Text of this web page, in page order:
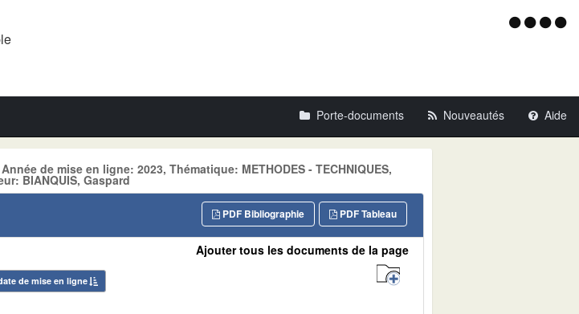
Menu
Porte-documents Nouveautés Aide
de mise en ligne: 2023, Thématique: METHODES - TECHNIQUES,
BIANQUIS, Gaspard
PDF Tableau
PDF Bibliographie
de mise en ligne
Ajouter tous les documents de la page